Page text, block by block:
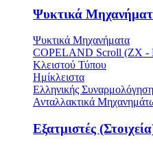
Ψυκτικά
Ψυκτικά Μηχανήματα
COPELAND Scroll (ZX -
Κλειστού Τύπου
Ημίκλειστα
Ελληνικής
Ανταλλακτικά
Εξατμιστές